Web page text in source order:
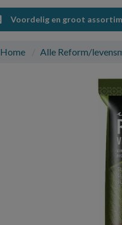
Voordelig en groot
Home Alle Reform/